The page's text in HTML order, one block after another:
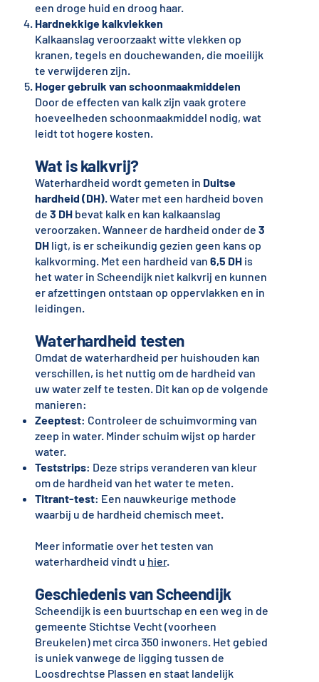
een droge huid en droog haar.
Hardnekkige kalkvlekken
Kalkaanslag veroorzaakt witte vlekken op
kranen, tegels en douchewanden, die moeilijk
te verwijderen zijn.
Hoger gebruik van schoonmaakmiddelen
Door de effecten van kalk zijn vaak grotere
hoeveelheden schoonmaakmiddel nodig, wat
leidt tot hogere kosten.
Wat is kalkvrij?
Waterhardheid wordt gemeten in Duitse
hardheid (DH). Water met een hardheid boven
de 3 DHbevat kalk en kan kalkaanslag
veroorzaken. Wanneer de hardheid onder de 3
DHligt, is er scheikundig gezien geen kans op
kalkvorming. Met een hardheid van 6,5 DHis
het water in Scheendijk niet kalkvrij en kunnen
er afzettingen ontstaan op oppervlakken en in
leidingen.
Waterhardheid testen
Omdat de waterhardheid per huishouden kan
verschillen, is het nuttig om de hardheid van
uw water zelf te testen. Dit kan op de volgende
manieren:
Zeeptest: Controleer de schuimvorming van
zeep in water. Minder schuim wijst op harder
water.
Teststrips: Deze strips veranderen van kleur
om de hardheid van het water te meten.
Titrant-test: Een nauwkeurige methode
waarbij u de hardheid chemisch meet.
Meer informatie over het testen van
waterhardheid vindt u hier.
Geschiedenis van Scheendijk
Scheendijk is een buurtschap en een weg in de
gemeente Stichtse Vecht (voorheen
Breukelen) met circa 350 inwoners. Het gebied
is uniek vanwege de ligging tussen de
Loosdrechtse Plassen en staat landelijk